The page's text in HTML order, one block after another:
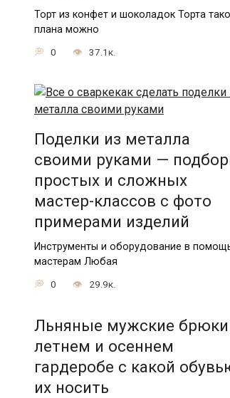
Торт из конфет и шоколадок Торта
плана можно
0 37.1к.
Поделки из металла
своими руками —
простых и сложных
мастер-классов с фото
примерами изделий
Инструменты и оборудование в
мастерам Любая
0 29.9к.
Льняные мужские
летнем и осеннем
гардеробе с какой
их носить